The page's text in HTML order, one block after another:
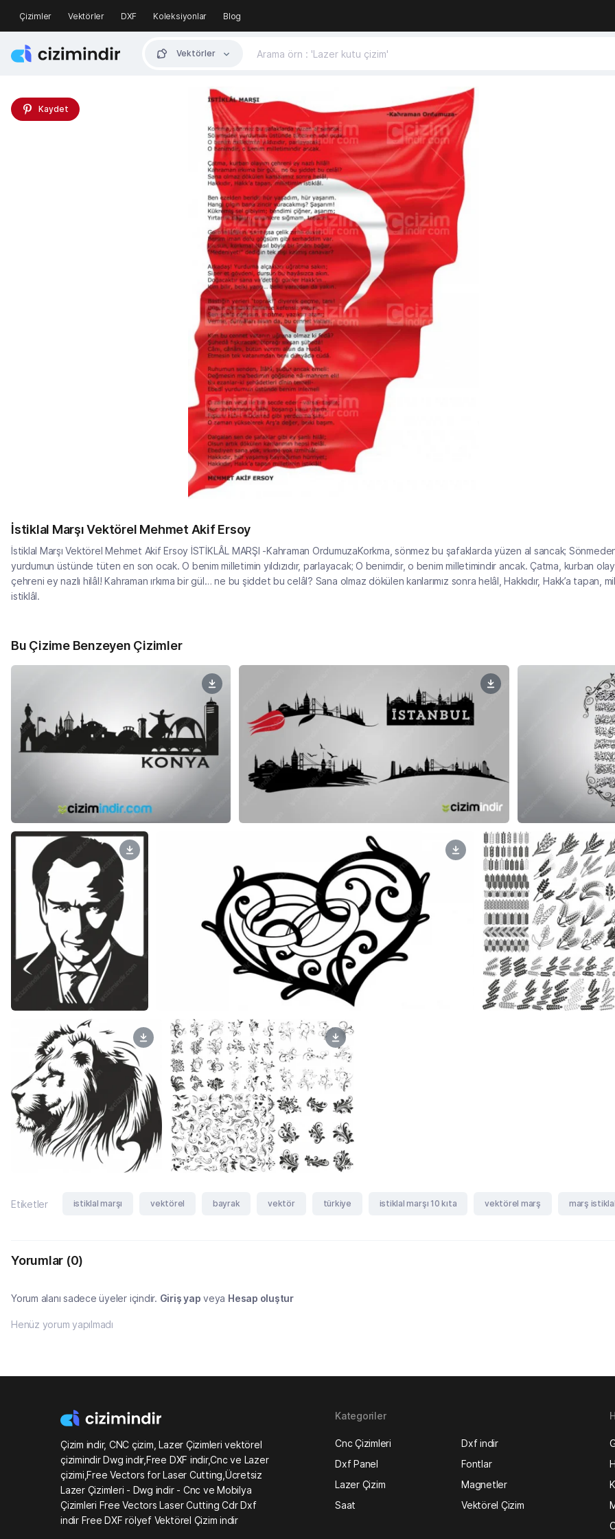
Çizimler Vektörler DXF Koleksiyonlar Blog
Vektörler
Kaydet
İstiklal Marşı Vektörel Mehmet Akif Ersoy
İstiklal Marşı Vektörel Mehmet Akif Ersoy İSTİKLÂL MARŞI -Kahraman OrdumuzaKorkma, sönmez bu şafaklarda yüzen al sancak;
yurdumun üstünde tüten en son ocak. O benim milletimin yıldızıdır, parlayacak; O benimdir, o benim milletimindir ancak. Çatma, kurban
çehreni ey nazlı hilâl! Kahraman ırkıma bir gül… ne bu şiddet bu celâl? Sana olmaz dökülen kanlarımız sonra helâl, Hakkıdır, Hakk’a tapan,
istiklâl.
Bu Çizime Benzeyen Çizimler
Etiketler istiklal marşı vektörel bayrak vektör türkiye istiklal marşı 10 kıta vektörel marş marş
Yorumlar (0)
Yorum alanı sadece üyeler içindir. Giriş yap veya Hesap oluştur
Henüz yorum yapılmadı
Çizim indir, CNC çizim, Lazer Çizimleri vektörel
çizimindir Dwg indir,Free DXF indir,Cnc ve Lazer
çizimi,Free Vectors for Laser Cutting,Ücretsiz
Lazer Çizimleri - Dwg indir - Cnc ve Mobilya
Çizimleri Free Vectors Laser Cutting Cdr Dxf
indir Free DXF rölyef Vektörel Çizim indir
Kategoriler
Cnc Çizimleri
Dxf indir
Dxf Panel
Fontlar
Lazer Çizim
Magnetler
Saat
Vektörel Çizim